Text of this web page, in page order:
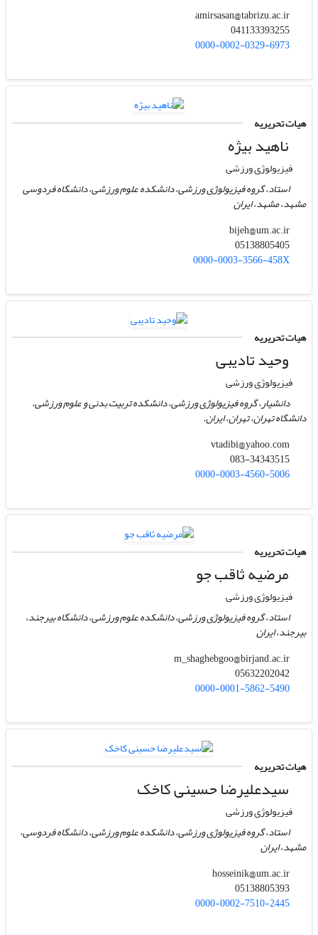
amirsasan@tabrizu.ac.ir
041133393255
0000-0002-0329-6973
هیات تحریریه
ناهید بیژه
فیزیولوژی ورزشی
استاد، گروه فیزیولوژی ورزشی، دانشکده علوم ورزشی، دانشگاه فردوسی
مشهد، مشهد، ایران
bijeh@um.ac.ir
05138805405
0000-0003-3566-458X
هیات تحریریه
وحید تادیبی
فیزیولوژی ورزشی
دانشیار، گروه فیزیولوژی ورزشی، دانشکده تربیت بدنی و علوم ورزشی،
دانشگاه تهران، تهران، ایران.
vtadibi@yahoo.com
083-34343515
0000-0003-4560-5006
هیات تحریریه
مرضیه ثاقب جو
فیزیولوژی ورزشی
استاد، گروه فیزیولوژی ورزشی، دانشکده علوم ورزشی، دانشگاه بیرجند،
بیرجند، ایران
m_shaghebgoo@birjand.ac.ir
05632202042
0000-0001-5862-5490
هیات تحریریه
سیدعلیرضا حسینی کاخک
فیزیولوژی ورزشی
استاد، گروه فیزیولوژی ورزشی، دانشکده علوم ورزشی، دانشگاه فردوسی،
مشهد، ایران
hosseinik@um.ac.ir
05138805393
0000-0002-7510-2445